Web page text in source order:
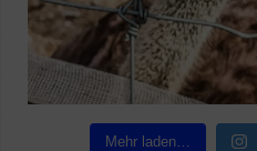
Mehr laden…